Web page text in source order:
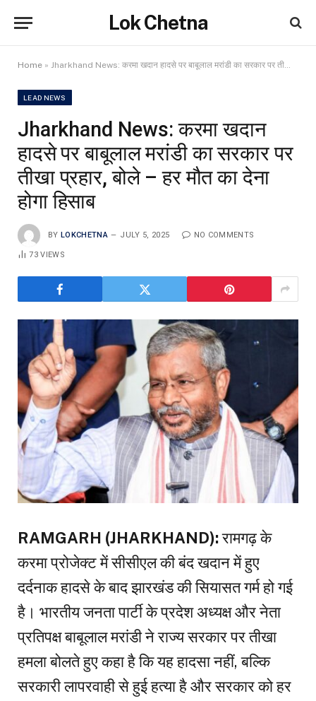
Lok Chetna
Home » Jharkhand News: करमा खदान हादसे पर बाबूलाल मरांडी का सरकार पर तीखा प्रहार, बोले – हर मौत का देना होगा हिसाब
LEAD NEWS
Jharkhand News: करमा खदान
हादसे पर बाबूलाल मरांडी का सरकार पर
तीखा प्रहार, बोले – हर मौत का देना
होगा हिसाब
BY LOKCHETNA JULY 5, 2025 NO COMMENTS
73VIEWS
RAMGARH (JHARKHAND):रामगढ़ के
करमा प्रोजेक्ट में सीसीएल की बंद खदान में हुए
दर्दनाक हादसे के बाद झारखंड की सियासत गर्म हो गई
है। भारतीय जनता पार्टी के प्रदेश अध्यक्ष और नेता
प्रतिपक्ष बाबूलाल मरांडी ने राज्य सरकार पर तीखा
हमला बोलते हुए कहा है कि यह हादसा नहीं, बल्कि
सरकारी लापरवाही से हुई हत्या है और सरकार को हर